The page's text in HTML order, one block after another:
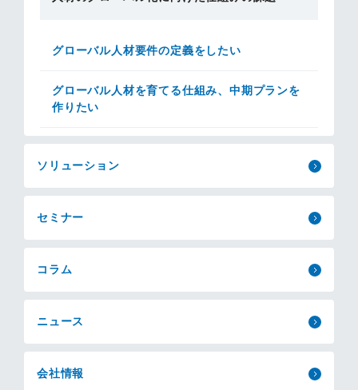
グローバル人材要件の定義をしたい
グローバル人材を育てる仕組み、中期プランを
作りたい
ソリューション
セミナー
コラム
ニュース
会社情報